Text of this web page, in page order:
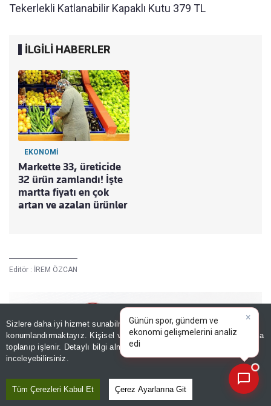
Sizlere daha iyi hizmet sunabilmek adına sitemizdeçerez
konumlandırmaktayız. Kişisel verileriniz, KVKK ve GDPR kapsamında
toplanıp işlenir. Detaylı bilgi almak için
inceleyebilirsiniz.
Tüm Çerezleri Kabul Et Çerez Ayarlarına Git
Tekerlekli Katlanabilir Kapaklı Kutu 379 TL
İLGİLİ HABERLER
EKONOMİ
Markette 33, üreticide
32 ürün zamlandı! İşte
martta fiyatı en çok
artan ve azalan ürünler
Editör : İREM ÖZCAN
Günün spor, gündem ve
ekonomi gelişmelerini ana